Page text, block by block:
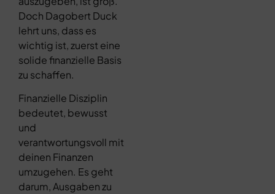
Doch Dagobert Duck
lehrt uns, dass es
wichtig ist, zuerst eine
solide finanzielle Basis
zu schaffen.
Finanzielle Disziplin
bedeutet, bewusst
und
verantwortungsvoll mit
deinen Finanzen
umzugehen. Es geht
darum, Ausgaben zu